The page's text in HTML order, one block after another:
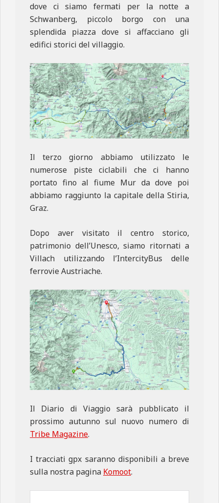
dove ci siamo fermati per la notte a
Schwanberg, piccolo borgo con una
splendida piazza dove si affacciano gli
edifici storici del villaggio.
Il terzo giorno abbiamo utilizzato le
numerose piste ciclabili che ci hanno
portato fino al fiume Mur da dove poi
abbiamo raggiunto la capitale della Stiria,
Graz.
Dopo aver visitato il centro storico,
patrimonio dell’Unesco, siamo ritornati a
Villach utilizzando l’IntercityBus delle
ferrovie Austriache.
Il Diario di Viaggio sarà pubblicato il
prossimo autunno sul nuovo numero di
Tribe Magazine.
I tracciati gpx saranno disponibili a breve
sulla nostra pagina Komoot.